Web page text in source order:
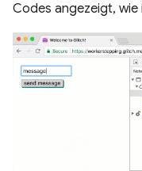
Codes angezeigt,